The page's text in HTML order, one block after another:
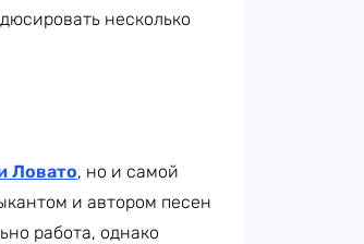
несколько
Ловато, но и самой
и автором песен
работа, однако